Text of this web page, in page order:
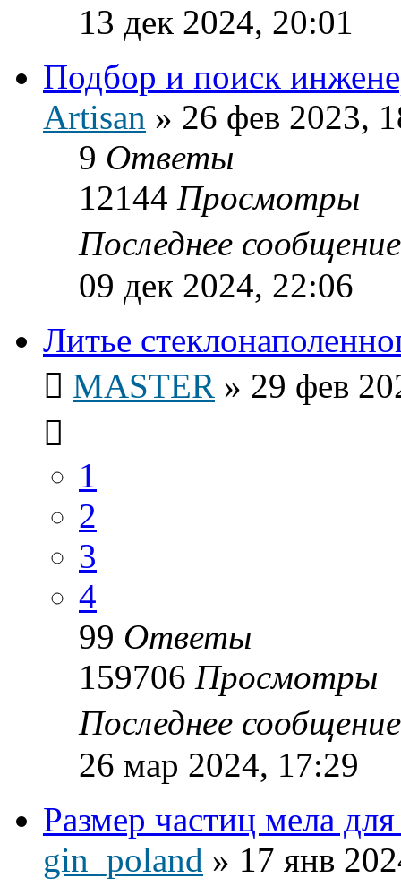
13 дек 2024, 20:01
Подбор и поиск
Artisan » 26 фев 2023,
9 Ответы
12144 Просмотры
Последнее
09 дек 2024, 22:06
Литье
MASTER » 29 фев
1
2
3
4
99 Ответы
159706 Просмотры
Последнее
26 мар 2024, 17:29
Размер частиц мела
gin_poland » 17 янв